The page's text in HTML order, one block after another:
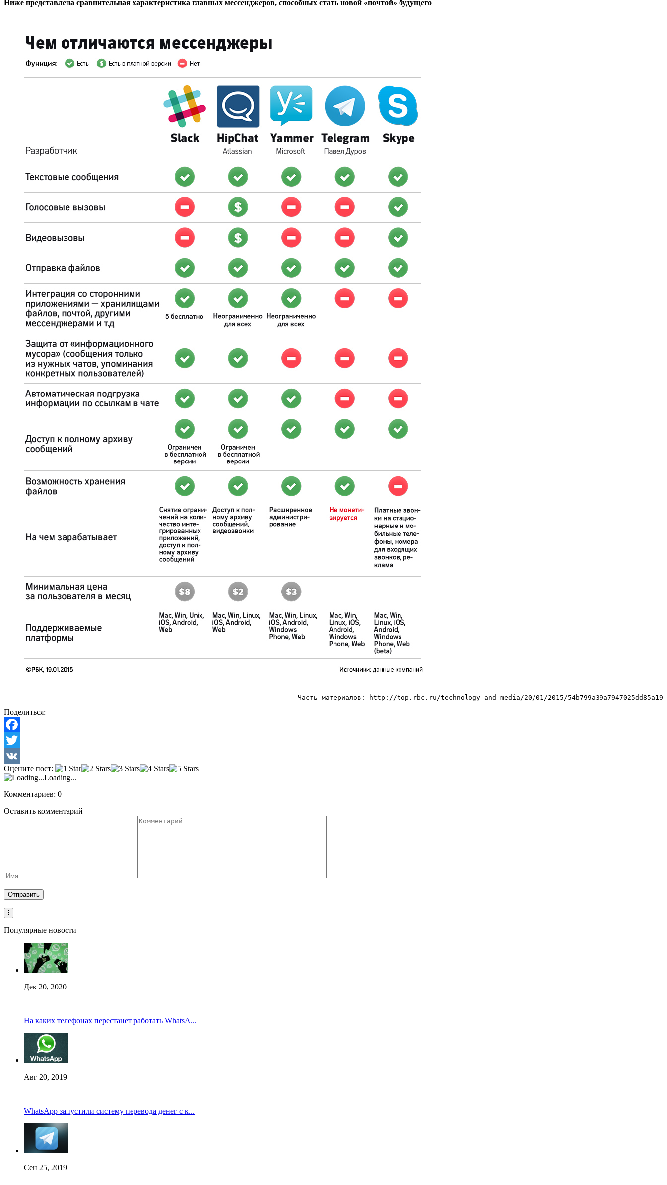
Ниже представлена сравнительная характеристика главных мессенджеров, способных стать новой «почтой» будущего
Часть материалов: http://top.rbc.ru/technology_and_media/20/01/2015/54b799a39a7947025dd85a19
Поделиться:
Facebook
Twitter
VK
Оцените пост:
Loading...
Комментариев: 0
Оставить комментарий
Популярные новости
Дек 20, 2020
На каких телефонах перестанет работать WhatsA...
Авг 20, 2019
WhatsApp запустили систему перевода денег с к...
Сен 25, 2019